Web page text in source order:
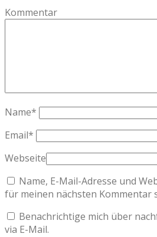
Kommentar
Name*
Email*
Webseite
Name, E-Mail-Adresse und
für meinen nächsten Kommentar
Benachrichtige mich über
via E-Mail.